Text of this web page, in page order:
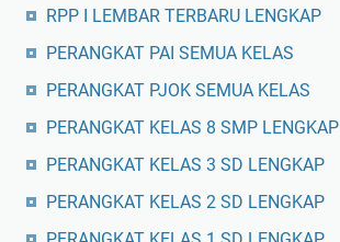
RPP I LEMBAR TERBARU LENGKAP
PERANGKAT PAI SEMUA KELAS
PERANGKAT PJOK SEMUA KELAS
PERANGKAT KELAS 8 SMP LENGKAP
PERANGKAT KELAS 3 SD LENGKAP
PERANGKAT KELAS 2 SD LENGKAP